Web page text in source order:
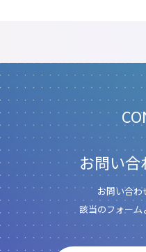
お問い合
お問い合わ
該当のフォーム